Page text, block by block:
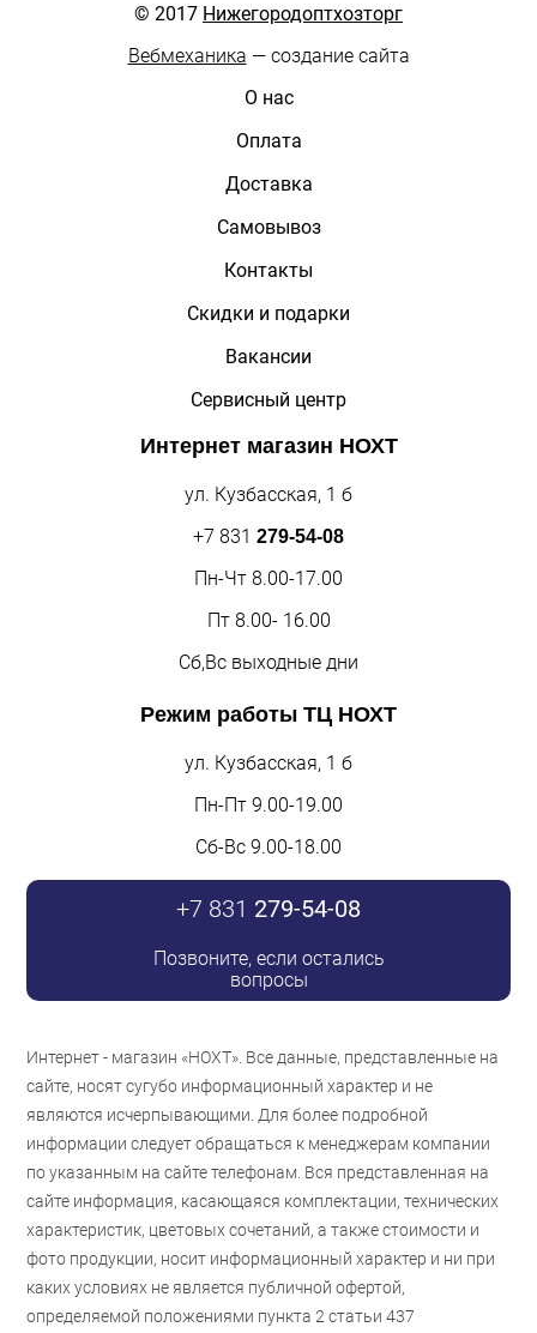
© 2017 Нижегородоптхозторг
Вебмеханика — создание сайта
О нас
Оплата
Доставка
Самовывоз
Контакты
Скидки и подарки
Вакансии
Сервисный центр
Интернет магазин НОХТ
ул. Кузбасская, 1 б
+7 831 279-54-08
Пн-Чт 8.00-17.00
Пт 8.00- 16.00
Сб,Вс выходные дни
Режим работы ТЦ НОХТ
ул. Кузбасская, 1 б
Пн-Пт 9.00-19.00
Сб-Вс 9.00-18.00
+7 831 279-54-08
Позвоните, если остались
вопросы
Интернет - магазин «НОХТ». Все данные, представленные на
сайте, носят сугубо информационный характер и не
являются исчерпывающими. Для более подробной
информации следует обращаться к менеджерам компании
по указанным на сайте телефонам. Вся представленная на
сайте информация, касающаяся комплектации, технических
характеристик, цветовых сочетаний, а также стоимости и
фото продукции, носит информационный характер и ни при
каких условиях не является публичной офертой,
определяемой положениями пункта 2 статьи 437